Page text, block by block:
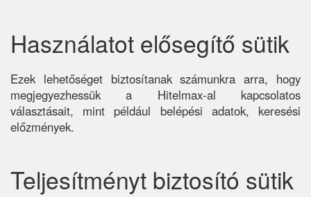
Használatot elősegítő sütik
Ezek lehetőséget biztosítanak számunkra arra, hogy
megjegyezhessük a Hitelmax-al kapcsolatos
választásait, mint például belépési adatok, keresési
előzmények.
Teljesítményt biztosító sütik